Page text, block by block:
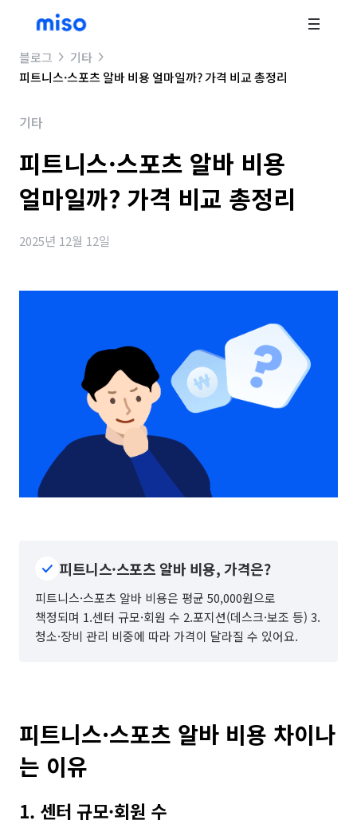
블로그
기타
피트니스·스포츠 알바 비용 얼마일까? 가격 비교 총정리
기타
피트니스·스포츠 알바 비용
얼마일까? 가격 비교 총정리
2025년 12월 12일
피트니스·스포츠 알바 비용, 가격은?
피트니스·스포츠 알바 비용은 평균 50,000원으로
책정되며 1.센터 규모·회원 수 2.포지션(데스크·보조 등) 3.
청소·장비 관리 비중에 따라 가격이 달라질 수 있어요.
피트니스·스포츠 알바 비용 차이나
는 이유
1. 센터 규모·회원 수